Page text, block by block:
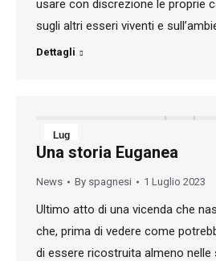
usare con discrezione le proprie
sugli altri esseri viventi e
Dettagli
Lug
1
2023
Una storia Euganea
News By spagnesi 1 Luglio 2023
Ultimo atto di una vicenda che
che, prima di vedere come
di essere ricostruita almeno nelle